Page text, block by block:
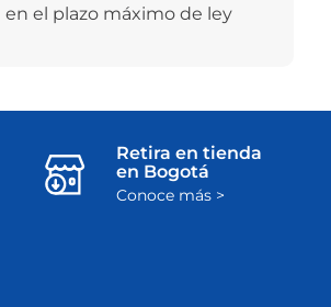
en el plazo máximo de ley
Retira en tienda
en Bogotá
Conoce más >